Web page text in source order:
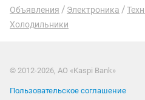
Объявления Электроника
Холодильники
© 2012-2026, АО «Kaspi Bank»
Пользовательское соглашение